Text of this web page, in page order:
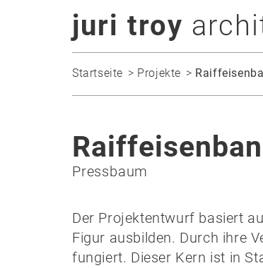
juri troy
Startseite Projekte
Pressbaum
Der Projektentwurf basiert
Figur ausbilden. Durch ihre
fungiert. Dieser Kern ist in